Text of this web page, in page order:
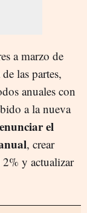
a marzo de
las partes,
anuales con
a la nueva
el
, crear
y actualizar